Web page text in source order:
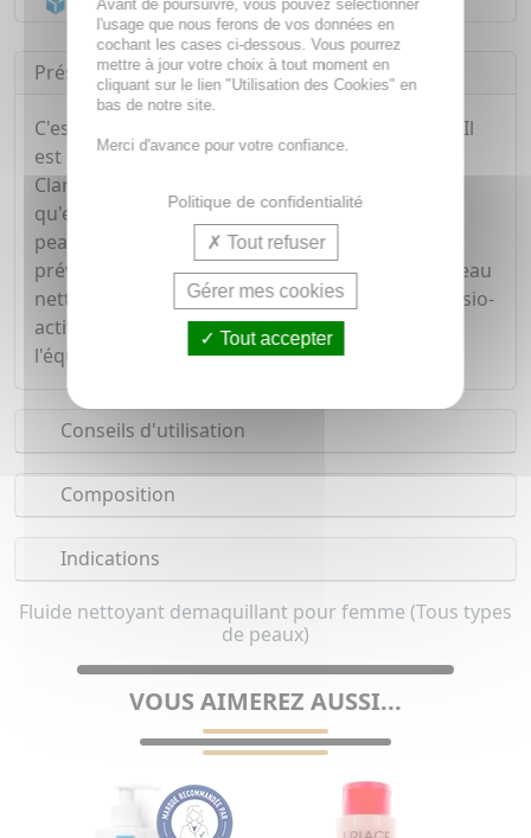
Présentation
C'est l'expert des peaux très sèches à sensibles. Il
est enrichi du complexe douceur du Domaine
Clarins (gentiane jaune bio & mélisse bio) ainsi
qu'en extraits de camomille bio pour apaiser la
peau et de beurre de karité bio pour aider à
prévenir les sensations d'inconfort. Il laisse la peau
nette et démaquille en douceur. Grâce à des tensio-
actifs doux, il nettoie tout en aidant à préserver
l'équilibre du microbiote cutané.
Conseils d'utilisation
Composition
Indications
Fluide nettoyant demaquillant pour femme (Tous types
de peaux)
VOUS AIMEREZ AUSSI...
Avant de poursuivre, vous pouvez sélectionner
l'usage que nous ferons de vos données en
cochant les cases ci-dessous. Vous pourrez
mettre à jour votre choix à tout moment en
cliquant sur le lien "Utilisation des Cookies" en
bas de notre site.
Merci d'avance pour votre confiance.
Politique de confidentialité
Tout refuser
Gérer mes cookies
Tout accepter